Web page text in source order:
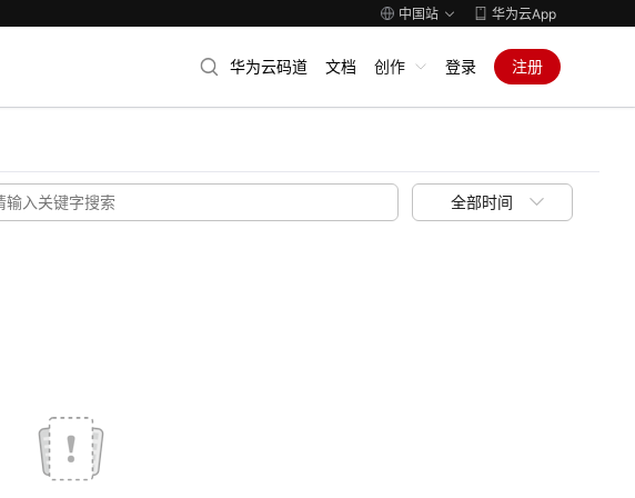
中国站 华为云App
华为云码道 文档 创作 登录 注册
全部时间